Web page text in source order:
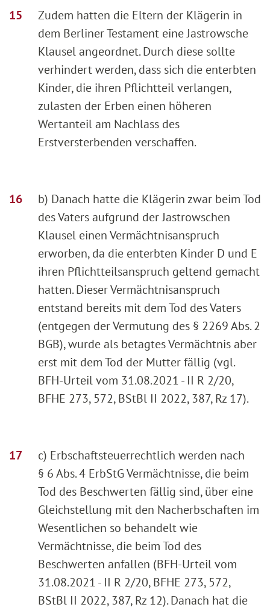
Zudem hatten die Eltern der Klägerin in
dem Berliner Testament eine Jastrowsche
Klausel angeordnet. Durch diese sollte
verhindert werden, dass sich die enterbten
Kinder, die ihren Pflichtteil verlangen,
zulasten der Erben einen höheren
Wertanteil am Nachlass des
Erstversterbenden verschaffen.
b) Danach hatte die Klägerin zwar beim Tod
des Vaters aufgrund der Jastrowschen
Klausel einen Vermächtnisanspruch
erworben, da die enterbten Kinder D und E
ihren Pflichtteilsanspruch geltend gemacht
hatten. Dieser Vermächtnisanspruch
entstand bereits mit dem Tod des Vaters
(entgegen der Vermutung des § 2269 Abs. 2
BGB), wurde als betagtes Vermächtnis aber
erst mit dem Tod der Mutter fällig (vgl.
BFH-Urteil vom 31.08.2021 - II R 2/20,
BFHE 273, 572, BStBl II 2022, 387, Rz 17).
c) Erbschaftsteuerrechtlich werden nach
§ 6 Abs. 4 ErbStG Vermächtnisse, die beim
Tod des Beschwerten fällig sind, über eine
Gleichstellung mit den Nacherbschaften im
Wesentlichen so behandelt wie
Vermächtnisse, die beim Tod des
Beschwerten anfallen (BFH-Urteil vom
31.08.2021 - II R 2/20, BFHE 273, 572,
BStBl II 2022, 387, Rz 12). Danach hat die